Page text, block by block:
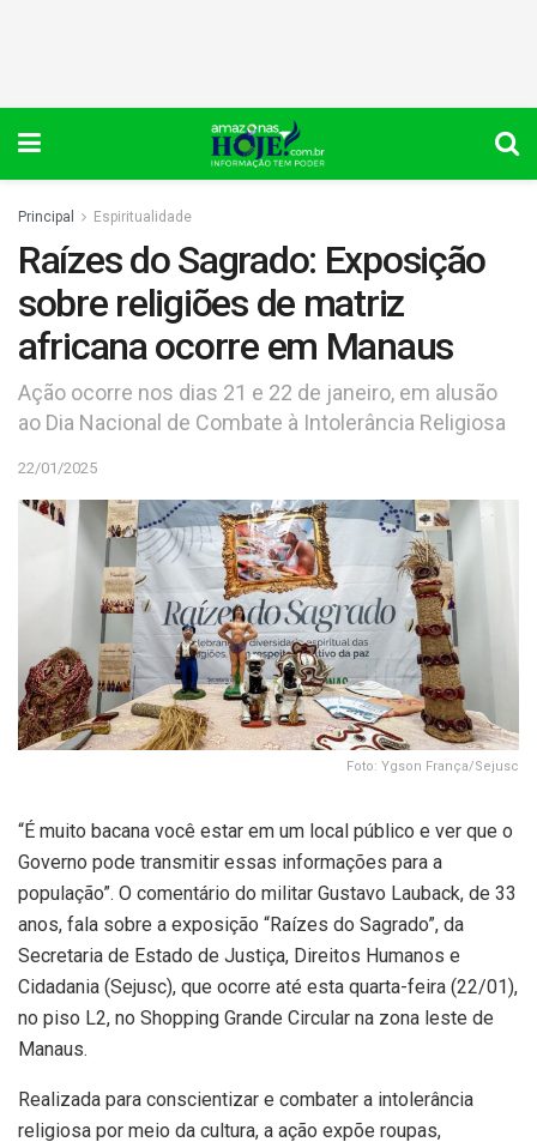
Principal Espiritualidade
Raízes do Sagrado: Exposição
sobre religiões de matriz
africana ocorre em Manaus
Ação ocorre nos dias 21 e 22 de janeiro, em alusão
ao Dia Nacional de Combate à Intolerância Religiosa
22/01/2025
Foto: Ygson França/Sejusc
“É muito bacana você estar em um local público e ver que o
Governo pode transmitir essas informações para a
população”. O comentário do militar Gustavo Lauback, de 33
anos, fala sobre a exposição “Raízes do Sagrado”, da
Secretaria de Estado de Justiça, Direitos Humanos e
Cidadania (Sejusc), que ocorre até esta quarta-feira (22/01),
no piso L2, no Shopping Grande Circular na zona leste de
Manaus.
Realizada para conscientizar e combater a intolerância
religiosa por meio da cultura, a ação expõe roupas,